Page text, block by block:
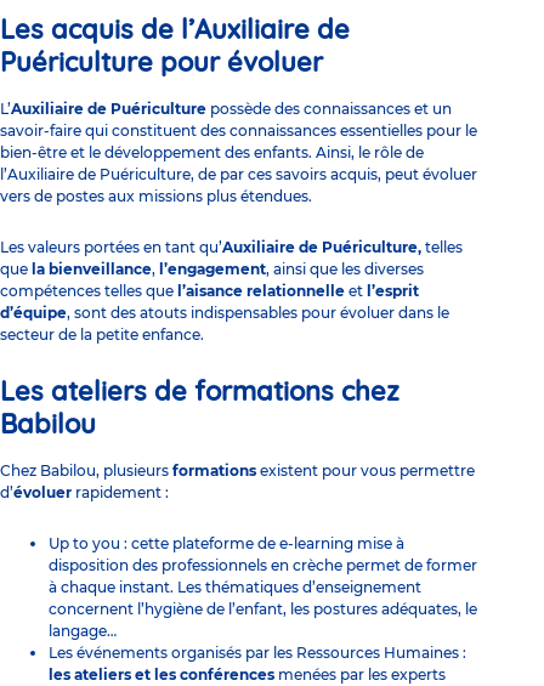
Les acquis de l’Auxiliaire de
Puériculture pour évoluer
L’Auxiliaire de Puériculture possède des connaissances et un
savoir-faire qui constituent des connaissances essentielles pour le
bien-être et le développement des enfants. Ainsi, le rôle de
l’Auxiliaire de Puériculture, de par ces savoirs acquis, peut évoluer
vers de postes aux missions plus étendues.
Les valeurs portées en tant qu’Auxiliaire de Puériculture, telles
que la bienveillance, l’engagement, ainsi que les diverses
compétences telles que l’aisance relationnelle et l’esprit
d’équipe, sont des atouts indispensables pour évoluer dans le
secteur de la petite enfance.
Les ateliers de formations chez
Babilou
Chez Babilou, plusieurs formations existent pour vous permettre
d’évoluer rapidement :
Up to you : cette plateforme de e-learning mise à
disposition des professionnels en crèche permet de former
à chaque instant. Les thématiques d’enseignement
concernent l’hygiène de l’enfant, les postures adéquates, le
langage…
Les événements organisés par les Ressources Humaines :
les ateliers et les conférences menées par les experts